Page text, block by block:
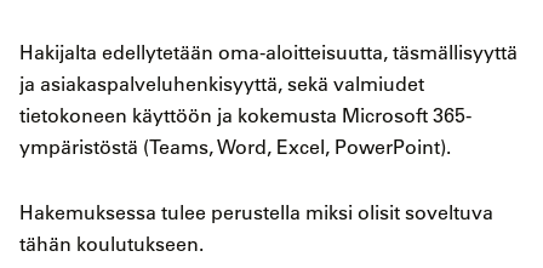
Hakijalta edellytetään oma-aloitteisuutta, täsmällisyyttä
ja asiakaspalveluhenkisyyttä, sekä valmiudet
tietokoneen käyttöön ja kokemusta Microsoft 365-
ympäristöstä (Teams, Word, Excel, PowerPoint).
Hakemuksessa tulee perustella miksi olisit soveltuva
tähän koulutukseen.